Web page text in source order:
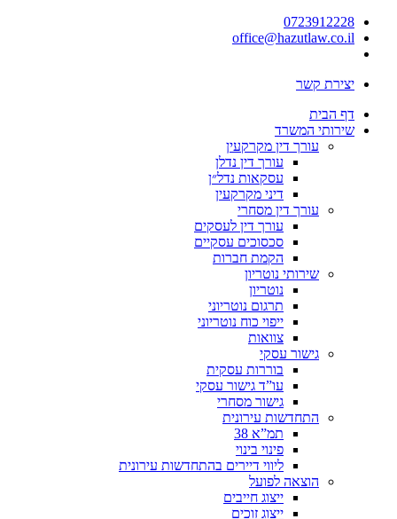
0723912228
office@hazutlaw.co.il
יצירת קשר
דף הבית
שירותי המשרד
עורך דין מקרקעין
עורך דין נדלן
עסקאות נדל״ן
דיני מקרקעין
עורך דין מסחרי
עורך דין לעסקים
סכסוכים עסקיים
הקמת חברות
שירותי נוטריון
נוטריון
תרגום נוטריוני
ייפוי כוח נוטריוני
צוואות
גישור עסקי
בוררות עסקית
עו”ד גישור עסקי
גישור מסחרי
התחדשות עירונית
תמ”א 38
פינוי בינוי
ליווי דיירים בהתחדשות עירונית
הוצאה לפועל
ייצוג חייבים
ייצוג זוכים